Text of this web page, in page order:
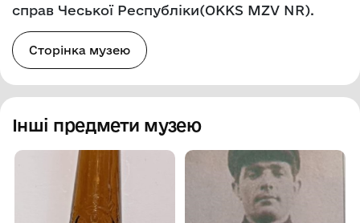
справ Чеської Республіки(OKKS MZV NR).
Сторінка музею
Інші предмети музею